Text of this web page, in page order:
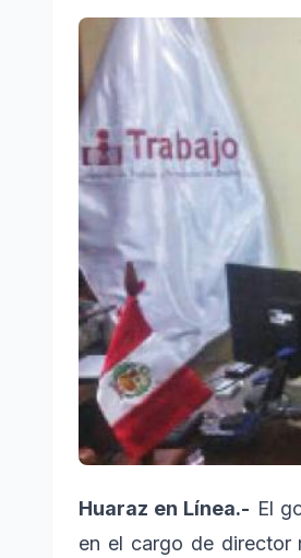
Huaraz en Línea.- El
en el cargo de director